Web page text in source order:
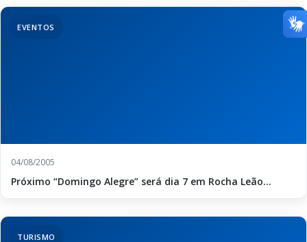
EVENTOS
04/08/2005
Próximo “Domingo Alegre” será dia 7 em Rocha Leão...
TURISMO